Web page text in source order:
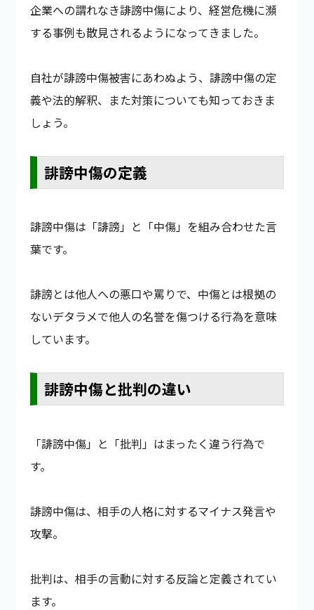
企業への謂れなき誹謗中傷により、経営危機に瀕
する事例も散見されるようになってきました。
自社が誹謗中傷被害にあわぬよう、誹謗中傷の定
義や法的解釈、また対策についても知っておきま
しょう。
誹謗中傷の定義
誹謗中傷は「誹謗」と「中傷」を組み合わせた言
葉です。
誹謗とは他人への悪口や罵りで、中傷とは根拠の
ないデタラメで他人の名誉を傷つける行為を意味
しています。
誹謗中傷と批判の違い
「誹謗中傷」と「批判」はまったく違う行為で
す。
誹謗中傷は、相手の人格に対するマイナス発言や
攻撃。
批判は、相手の言動に対する反論と定義されてい
ます。